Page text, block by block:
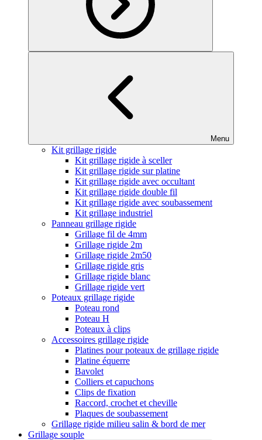
Menu
Kit grillage rigide
Kit grillage rigide à sceller
Kit grillage rigide sur platine
Kit grillage rigide avec occultant
Kit grillage rigide double fil
Kit grillage rigide avec soubassement
Kit grillage industriel
Panneau grillage rigide
Grillage fil de 4mm
Grillage rigide 2m
Grillage rigide 2m50
Grillage rigide gris
Grillage rigide blanc
Grillage rigide vert
Poteaux grillage rigide
Poteau rond
Poteau H
Poteaux à clips
Accessoires grillage rigide
Platines pour poteaux de grillage rigide
Platine équerre
Bavolet
Colliers et capuchons
Clips de fixation
Raccord, crochet et cheville
Plaques de soubassement
Grillage rigide milieu salin & bord de mer
Grillage souple